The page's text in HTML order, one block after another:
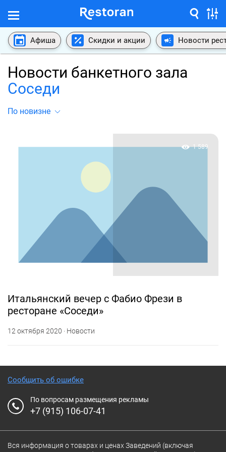
Афиша Скидки и акции Новости
Новости банкетного зала
Соседи
По новизне
1 589
Итальянский вечер с Фабио Фрези в
ресторане «Соседи»
12 октября 2020 · Новости
Сообщить об ошибке
По вопросам размещения рекламы
+7 (915) 106-07-41
Вся информация о товарах и ценах Заведений (включая